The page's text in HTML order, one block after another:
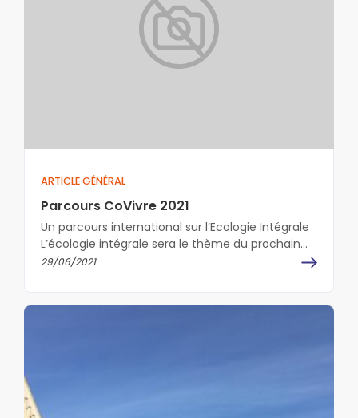
ARTICLE GÉNÉRAL
Parcours CoVivre 2021
Un parcours international sur l’Ecologie Intégrale
L’écologie intégrale sera le thème du prochain
parcours CoVivre 2021, une préoccupation
29/06/2021